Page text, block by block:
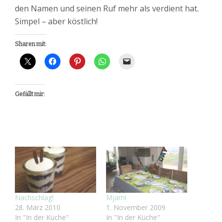
den Namen und seinen Ruf mehr als verdient hat.
Simpel – aber köstlich!
Sharen mit:
Gefällt mir:
Nachschlag!
28. März 2010
In "In der Küche"
Mjam!
1. November 2009
In "In der Küche"